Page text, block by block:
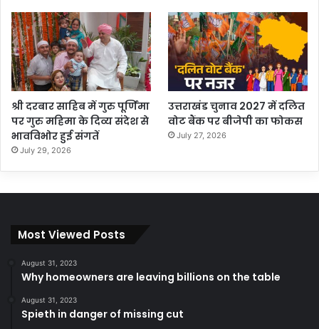
श्री दरबार साहिब में गुरु पूर्णिमा
पर गुरु महिमा के दिव्य संदेश से
भावविभोर हुई संगतें
July 29, 2026
उत्तराखंड चुनाव 2027 में दलित
वोट बैंक पर बीजेपी का फोकस
July 27, 2026
Most Viewed Posts
August 31, 2023
Why homeowners are leaving billions on the table
August 31, 2023
Spieth in danger of missing cut